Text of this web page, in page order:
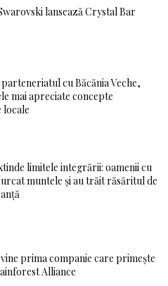
lansează Crystal Bar
cu Băcănia Veche,
mai apreciate concepte
locale
limitele integrării: oamenii cu
muntele și au trăit răsăritul de
prima companie care primește
Alliance